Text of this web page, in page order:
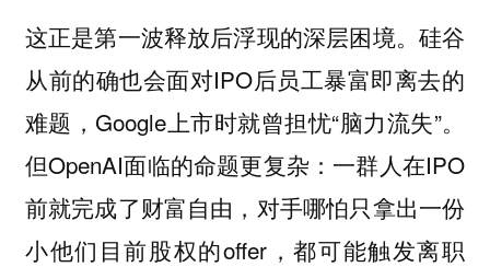
这正是第一波释放后浮现的深层困境。硅谷
从前的确也会面对IPO后员工暴富即离去的
难题，Google上市时就曾担忧“脑力流失”。
但OpenAI面临的命题更复杂：一群人在IPO
前就完成了财富自由，对手哪怕只拿出一份
小他们目前股权的offer，都可能触发离职